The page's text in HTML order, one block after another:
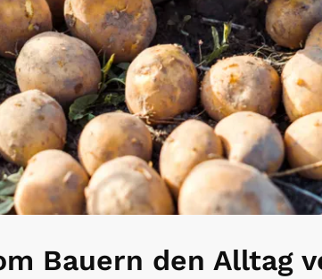
Bauern den Alltag